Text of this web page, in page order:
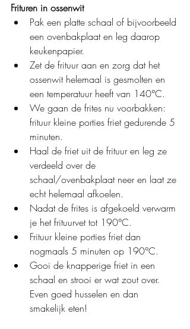
Frituren in ossenwit
Pak een platte schaal of bijvoorbeeld
een ovenbakplaat en leg daarop
keukenpapier.
Zet de frituur aan en zorg dat het
ossenwit helemaal is gesmolten en
een temperatuur heeft van 140°C.
We gaan de frites nu voorbakken:
frituur kleine porties friet gedurende 5
minuten.
Haal de friet uit de frituur en leg ze
verdeeld over de
schaal/ovenbakplaat neer en laat ze
echt helemaal afkoelen.
Nadat de frites is afgekoeld verwarm
je het frituurvet tot 190°C.
Frituur kleine porties friet dan
nogmaals 5 minuten op 190°C.
Gooi de knapperige friet in een
schaal en strooi er wat zout over.
Even goed husselen en dan
smakelijk eten!